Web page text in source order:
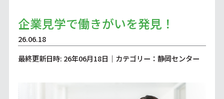
企業見学で働きがいを発見！
26.06.18
最終更新日時: 26年06月18日｜カテゴリー：静岡センター